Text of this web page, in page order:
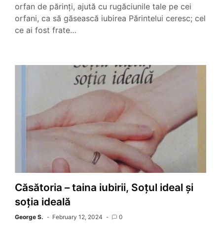
orfan de părinți, ajută cu rugăciunile tale pe cei
orfani, ca să găsească iubirea Părintelui ceresc; cel
ce ai fost frate…
Căsătoria – taina iubirii, Soțul ideal și
soția ideală
George S. February 12, 2024 0